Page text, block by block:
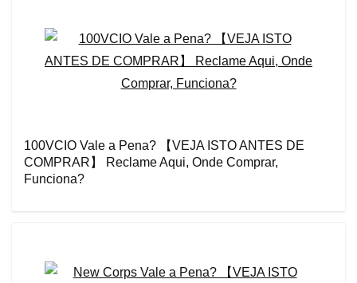
100VCIO Vale a Pena? 【VEJA ISTO ANTES DE
COMPRAR】 Reclame Aqui, Onde Comprar,
Funciona?